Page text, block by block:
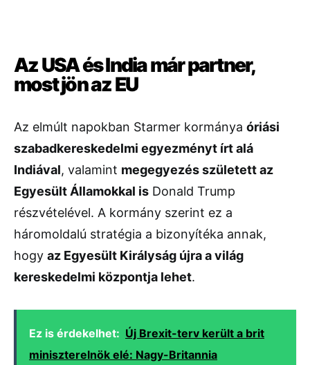
AzUSAésIndiamárpartner,
mostjönazEU
Az elmúlt napokban Starmer kormánya óriási
szabadkereskedelmi egyezményt írtalá
Indiával, valamint megegyezésszületettaz
Egyesült Államokkal is Donald Trump
részvételével. A kormány szerint ez a
háromoldalú stratégia a bizonyítéka annak,
hogy az Egyesült Királyság újraavilág
kereskedelmi központja lehet.
Ez is érdekelhet: Új Brexit-terv került a brit
miniszterelnök elé: Nagy-Britannia